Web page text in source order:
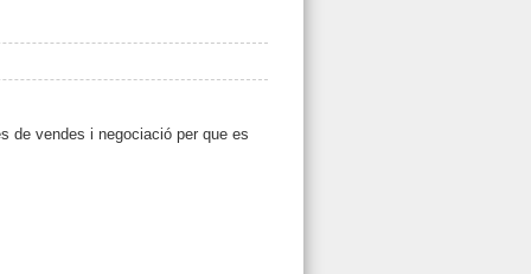
de vendes i negociació per que es